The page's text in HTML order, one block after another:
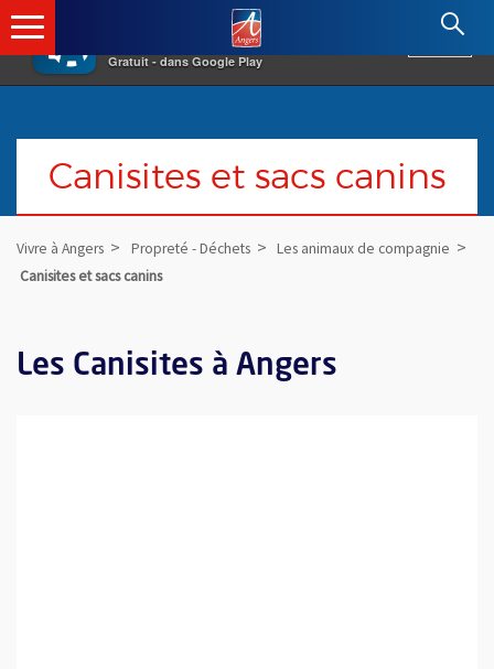
×
Gratuit - dans Google Play
Angers.fr : Retour à l'accueil
Canisites et sacs canins
Vivre à Angers Propreté - Déchets
Les animaux de compagnie
Canisites et sacs canins
Les Canisites à Angers